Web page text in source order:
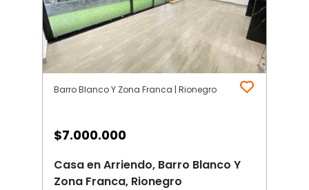
Barro Blanco Y Zona Franca | Rionegro
$7.000.000
Casa en Arriendo, Barro Blanco Y
Zona Franca, Rionegro